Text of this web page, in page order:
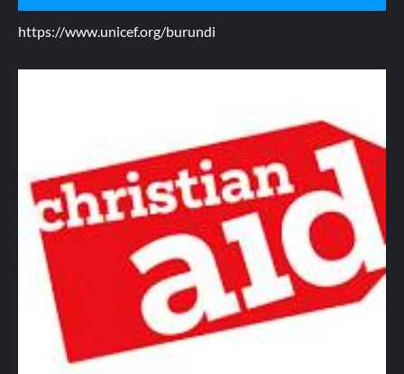
https://www.unicef.org/burundi